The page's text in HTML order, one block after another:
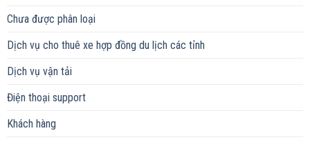
Chưa được phân loại
Dịch vụ cho thuê xe hợp đồng du lịch các tỉnh
Dịch vụ vận tải
Điện thoại support
Khách hàng